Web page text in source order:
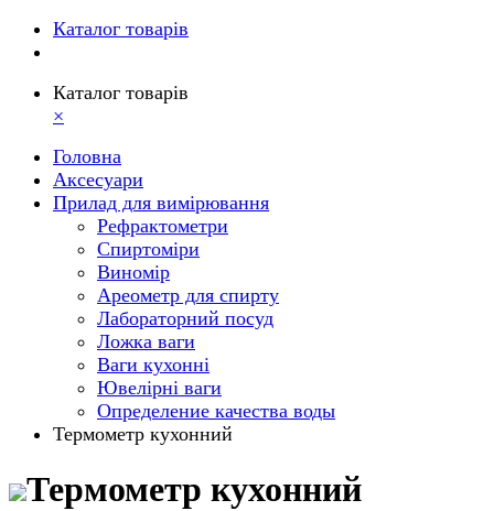
Каталог товарів
Каталог товарів
×
Головна
Аксесуари
Прилад для вимірювання
Рефрактометри
Спиртоміри
Виномір
Ареометр для спирту
Лабораторний посуд
Ложка ваги
Ваги кухонні
Ювелірні ваги
Определение качества воды
Термометр кухонний
Термометр кухонний